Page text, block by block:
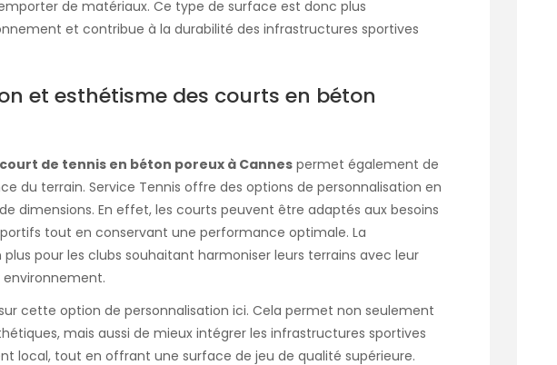
emporter de matériaux. Ce type de surface est donc plus
et contribue à la durabilité des infrastructures sportives
et esthétisme des courts en béton
de tennis en béton poreux à Cannes permet également de
du terrain. Service Tennis offre des options de personnalisation en
dimensions. En effet, les courts peuvent être adaptés aux besoins
tout en conservant une performance optimale. La
pour les clubs souhaitant harmoniser leurs terrains avec leur
cette option de personnalisation ici. Cela permet non seulement
mais aussi de mieux intégrer les infrastructures sportives
local, tout en offrant une surface de jeu de qualité supérieure.